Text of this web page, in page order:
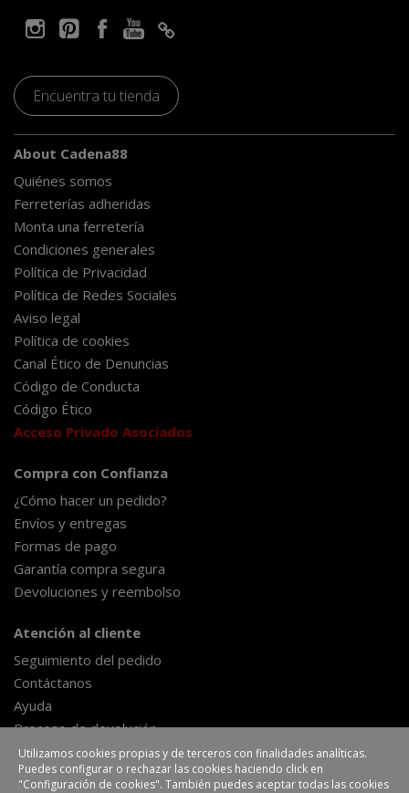
Encuentra tu tienda
About Cadena88
Quiénes somos
Ferreterías adheridas
Monta una ferretería
Condiciones generales
Política de Privacidad
Política de Redes Sociales
Aviso legal
Política de cookies
Canal Ético de Denuncias
Código de Conducta
Código Ético
Acceso Privado Asociados
Compra con Confianza
¿Cómo hacer un pedido?
Envíos y entregas
Formas de pago
Garantía compra segura
Devoluciones y reembolso
Atención al cliente
Seguimiento del pedido
Contáctanos
Ayuda
Proceso de devolución
Formulario de desestimiento
Utilizamos cookies propias y de terceros con finalidades analíticas.
Puedes configurar o rechazar las cookies haciendo click en
"Configuración de cookies". También puedes aceptar todas las cookies